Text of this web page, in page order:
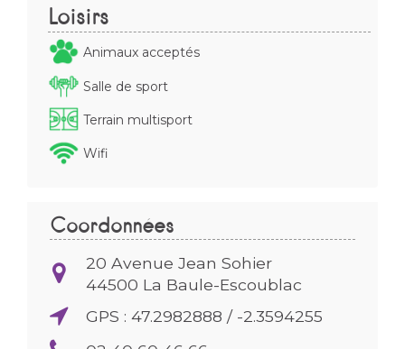
Loisirs
Animaux acceptés
Salle de sport
Terrain multisport
Wifi
Coordonnées
20 Avenue Jean Sohier
44500 La Baule-Escoublac
GPS : 47.2982888 / -2.3594255